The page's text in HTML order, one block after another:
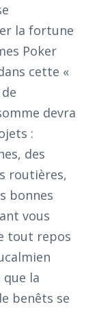
la fortune
Poker
cette «
devra
:
des
routières,
bonnes
vous
tout repos
que la
benêts se